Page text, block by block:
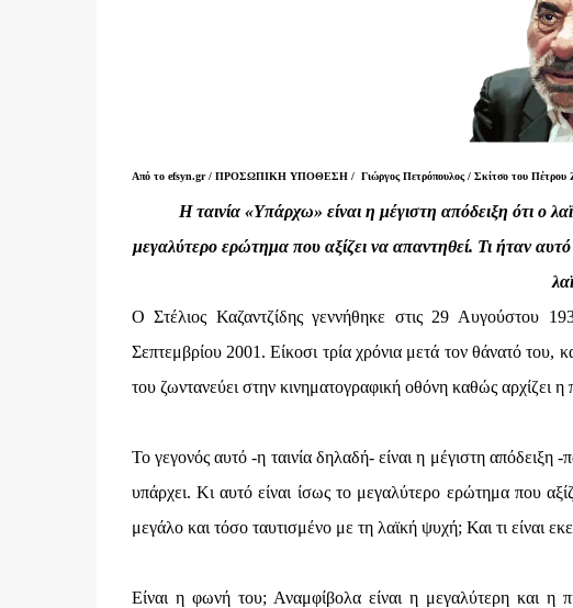
Από το efsyn.gr / ΠΡΟΣΩΠΙΚΗ ΥΠΟΘΕΣΗ / Γιώργος Πετρόπουλος / Σκίτσο του Πέτρου
Η ταινία «Υπάρχω» είναι η μέγιστη απόδειξη ότι ο
μεγαλύτερο ερώτημα που αξίζει να απαντηθεί. Τι ήταν
Ο Στέλιος Καζαντζίδης γεννήθηκε στις 29 Αυγούστου
Σεπτεμβρίου 2001. Είκοσι τρία χρόνια μετά τον θάνατό
του ζωντανεύει στην κινηματογραφική οθόνη καθώς αρχίζει
Το γεγονός αυτό -η ταινία δηλαδή- είναι η μέγιστη απόδειξη
υπάρχει. Κι αυτό είναι ίσως το μεγαλύτερο ερώτημα που
μεγάλο και τόσο ταυτισμένο με τη λαϊκή ψυχή; Και τι είναι
Είναι η φωνή του; Αναμφίβολα είναι η μεγαλύτερη και